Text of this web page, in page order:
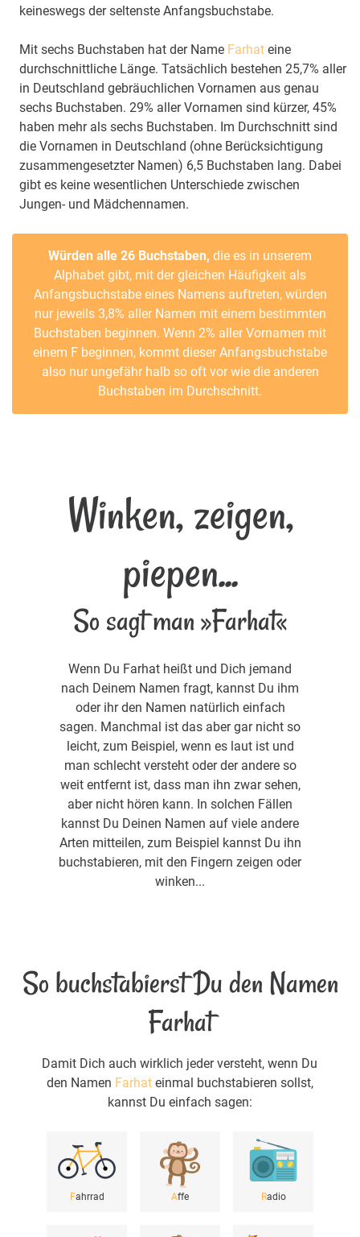
keineswegs der seltenste Anfangsbuchstabe.
Mit sechs Buchstaben hat der Name Farhat eine
durchschnittliche Länge. Tatsächlich bestehen 25,7% aller
in Deutschland gebräuchlichen Vornamen aus genau
sechs Buchstaben. 29% aller Vornamen sind kürzer, 45%
haben mehr als sechs Buchstaben. Im Durchschnitt sind
die Vornamen in Deutschland (ohne Berücksichtigung
zusammengesetzter Namen) 6,5 Buchstaben lang. Dabei
gibt es keine wesentlichen Unterschiede zwischen
Jungen- und Mädchennamen.
Würden alle 26 Buchstaben, die es in unserem
Alphabet gibt, mit der gleichen Häufigkeit als
Anfangsbuchstabe eines Namens auftreten, würden
nur jeweils 3,8% aller Namen mit einem bestimmten
Buchstaben beginnen. Wenn 2% aller Vornamen mit
einem F beginnen, kommt dieser Anfangsbuchstabe
also nur ungefähr halb so oft vor wie die anderen
Buchstaben im Durchschnitt.
Winken, zeigen,
piepen...
So sagt man »Farhat«
Wenn Du Farhat heißt und Dich jemand
nach Deinem Namen fragt, kannst Du ihm
oder ihr den Namen natürlich einfach
sagen. Manchmal ist das aber gar nicht so
leicht, zum Beispiel, wenn es laut ist und
man schlecht versteht oder der andere so
weit entfernt ist, dass man ihn zwar sehen,
aber nicht hören kann. In solchen Fällen
kannst Du Deinen Namen auf viele andere
Arten mitteilen, zum Beispiel kannst Du ihn
buchstabieren, mit den Fingern zeigen oder
winken...
So buchstabierst Du den Namen
Farhat
Damit Dich auch wirklich jeder versteht, wenn Du
den Namen Farhateinmal buchstabieren sollst,
kannst Du einfach sagen:
Fahrrad Affe Radio